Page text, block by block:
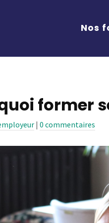
Nos
former
|0 commentaires